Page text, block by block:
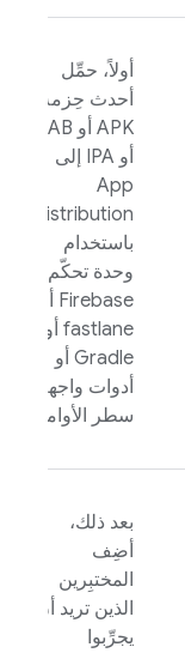
أولاً، حمِّل
أحدث حِزمة
APK أو AAB
أو IPA إلى
App
Distribution
باستخدام
وحدة تحكّم
Firebase أو
fastlane أو
Gradle أو
أدوات واجهة
سطر الأوامر.
بعد ذلك،
أضِف
المختبِرين
الذين تريد أن
يجرِّبوا